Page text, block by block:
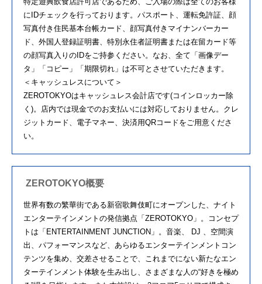
にIDチェックを行っております。パスポート、運転免許証、顔
写真付き住民基本台帳カード、顔写真付きマイナンバーカー
ド、外国人登録証明書、特別永住者証明書または在留カード等
の顔写真入りのIDをご持参ください。なお、全て「画像デー
タ」「コピー」「期限切れ」は不可とさせていただきます。
＜キャッシュレスについて＞
ZEROTOKYOはキャッシュレス会計店です(コインロッカー除
く)。店内では現金でのお支払いには対応しておりません。クレ
ジットカード、電子マネー、決済用QRコードをご用意くださ
い。
ZEROTOKYO概要
世界有数の繁華街である新宿歌舞伎町にオープンした、ナイト
エンターテインメントの発信拠点「ZEROTOKYO」。コンセプ
トは「ENTERTAINMENT JUNCTION」。音楽、 DJ 、空間演
出、パフォーマンスなど、あらゆるエンターテインメントコン
テンツを集め、交差させることで、これまでにない新たなエン
ターテインメント体験を生み出し、さまざまな人の“好きを極め